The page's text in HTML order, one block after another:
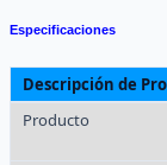
Especificaciones
Descripción de
Producto